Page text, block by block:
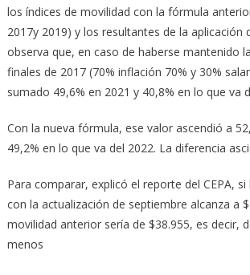
los índices de movilidad con la fórmula
2017y 2019) y los resultantes de la aplicación
observa que, en caso de haberse mantenido
finales de 2017 (70% inflación 70% y 30%
sumado 49,6% en 2021 y 40,8% en lo que va
Con la nueva fórmula, ese valor ascendió a
49,2% en lo que va del 2022. La diferencia
Para comparar, explicó el reporte del CEPA,
con la actualización de septiembre alcanza a
movilidad anterior sería de $38.955, es decir,
menos